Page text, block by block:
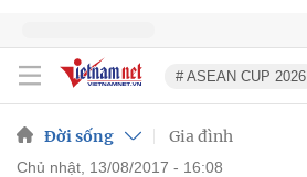
# ASEAN CUP 2026
Đời sống Gia đình
chủ nhật, 13/08/2017 - 16:08